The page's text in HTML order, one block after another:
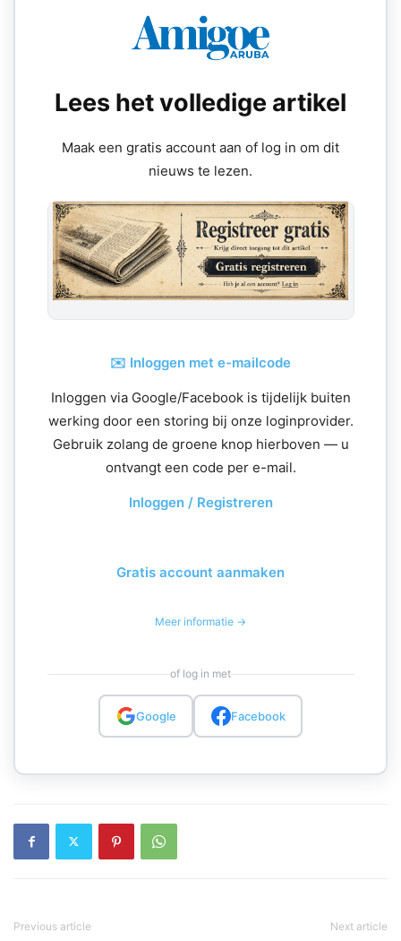
Lees het volledige artikel
Maak een gratis account aan of log in om dit
nieuws te lezen.
✉️ Inloggen met e-mailcode
Inloggen via Google/Facebook is tijdelijk buiten
werking door een storing bij onze loginprovider.
Gebruik zolang de groene knop hierboven — u
ontvangt een code per e-mail.
Inloggen / Registreren
Gratis account aanmaken
Meer informatie →
of log in met
Google Facebook
Previous article Next article